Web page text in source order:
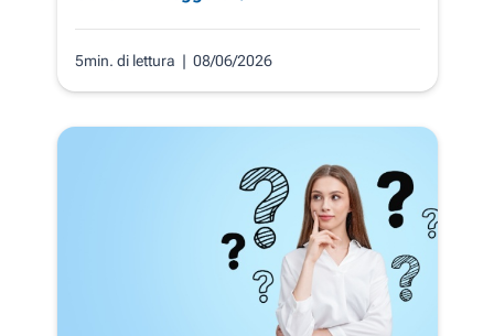
5min. di lettura | 08/06/2026